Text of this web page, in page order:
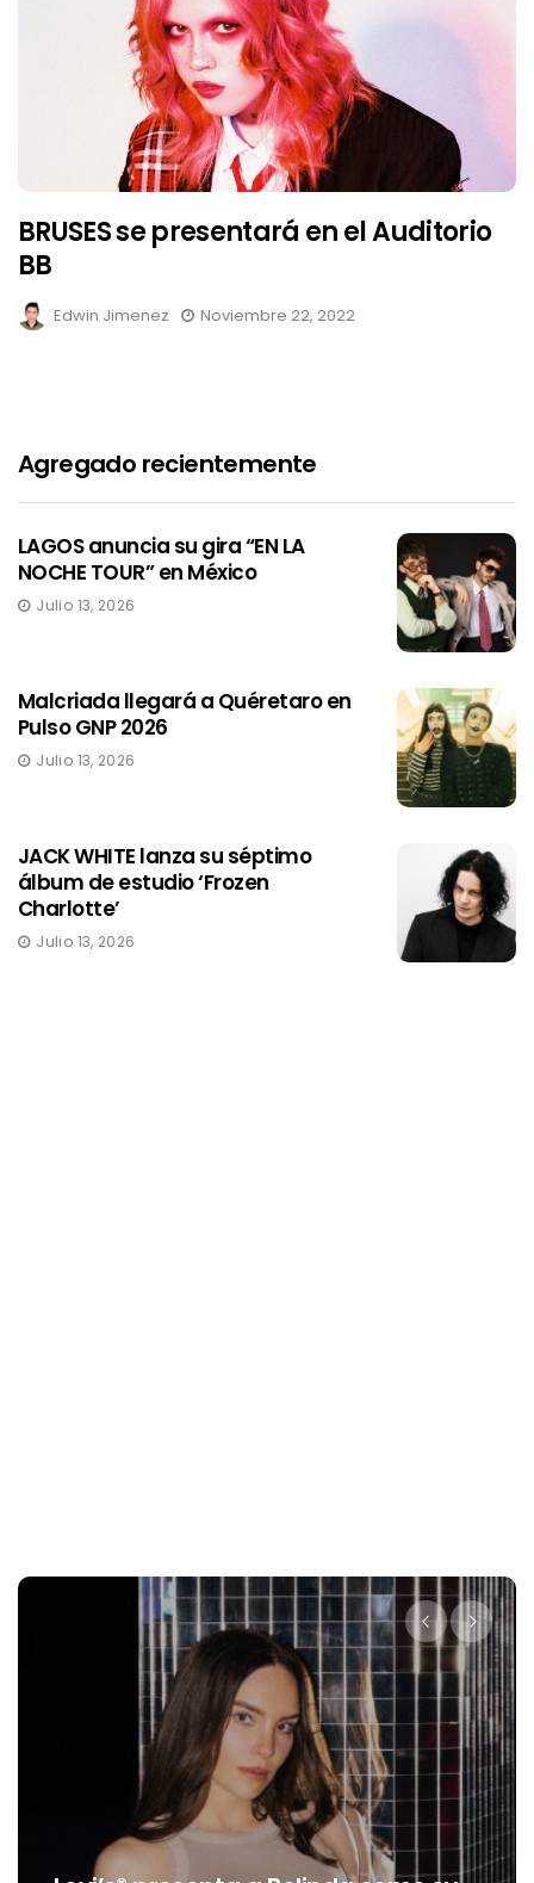
BRUSES se presentará en el Auditorio
BB
Edwin Jimenez Noviembre 22, 2022
Agregado recientemente
LAGOS anuncia su gira “EN LA
NOCHE TOUR” en México
Julio 13, 2026
Malcriada llegará a Quéretaro en
Pulso GNP 2026
Julio 13, 2026
JACK WHITE lanza su séptimo
álbum de estudio ‘Frozen
Charlotte’
Julio 13, 2026